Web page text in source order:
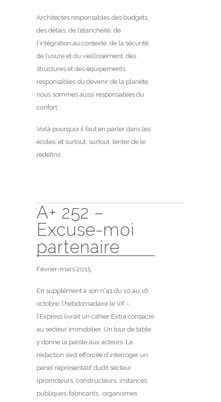
Architectes responsables des budgets,
des délais, de l’étanchéité, de
l’intégration au contexte, de la sécurité,
de l’usure et du vieillissement, des
structures et des équipements,
responsables du devenir de la planète,
nous sommes aussi responsables du
confort.
Voilà pourquoi il faut en parler dans les
écoles, et surtout, surtout, tenter de le
redéfinir.
A+ 252 –
Excuse-moi
partenaire
Février-mars 2015
En supplément à son n°41 du 10 au 16
octobre, l’hebdomadaire le Vif –
l’Express livrait un cahier Extra consacré
au secteur Immobilier. Un tour de table
y donne la parole aux acteurs. La
rédaction s’est efforcée d’interroger un
panel représentatif dudit secteur
(promoteurs, constructeurs, instances
publiques, fabricants, organismes